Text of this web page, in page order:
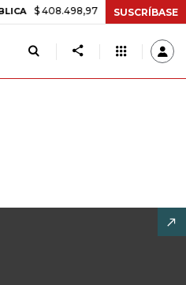
$ 408.498,97 +$ 8.753,81 +2,19%
SUSCRÍBASE